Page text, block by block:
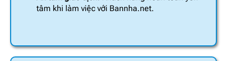
tâm khi làm việc với Bannha.net.